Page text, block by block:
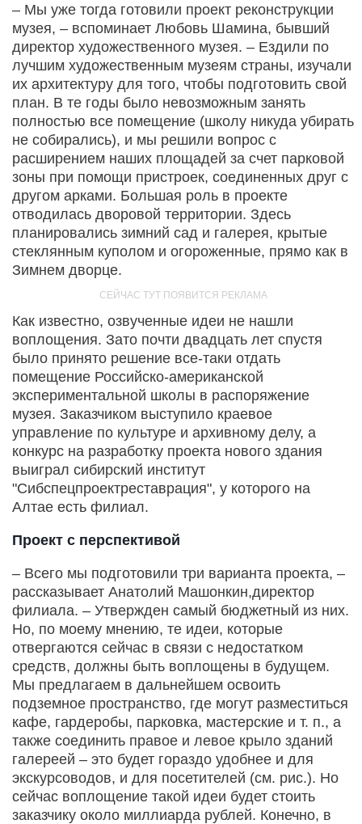
– Мы уже тогда готовили проект реконструкции
музея, – вспоминает Любовь Шамина, бывший
директор художественного музея. – Ездили по
лучшим художественным музеям страны, изучали
их архитектуру для того, чтобы подготовить свой
план. В те годы было невозможным занять
полностью все помещение (школу никуда убирать
не собирались), и мы решили вопрос с
расширением наших площадей за счет парковой
зоны при помощи пристроек, соединенных друг с
другом арками. Большая роль в проекте
отводилась дворовой территории. Здесь
планировались зимний сад и галерея, крытые
стеклянным куполом и огороженные, прямо как в
Зимнем дворце.
Как известно, озвученные идеи не нашли
воплощения. Зато почти два­дцать лет спустя
было принято решение все-таки отдать
помещение Российско-американской
экспериментальной школы в распоряжение
музея. Заказчиком выступило краевое
управление по культуре и архивному делу, а
конкурс на разработку проекта нового здания
выиграл сибирский институт
"Сибспецпроектреставрация", у которого на
Алтае есть филиал.
Проект с перспективой
– Всего мы подготовили три варианта проекта, –
рассказывает Анатолий Машонкин,директор
филиала. – Утвержден самый бюджетный из них.
Но, по моему мнению, те идеи, которые
отвергаются сейчас в связи с недостатком
средств, должны быть воплощены в будущем.
Мы предлагаем в дальнейшем освоить
подземное пространство, где могут разместиться
кафе, гардеробы, парковка, мастерские и т. п., а
также соединить правое и левое крыло зданий
галереей – это будет гораздо удобнее и для
экскурсоводов, и для посетителей (см. рис.). Но
сейчас воплощение такой идеи будет стоить
заказчику около миллиарда рублей. Конечно, в